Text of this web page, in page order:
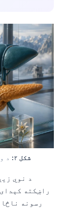
شکل ۲:
د
د نوي
راښکته
رسونه